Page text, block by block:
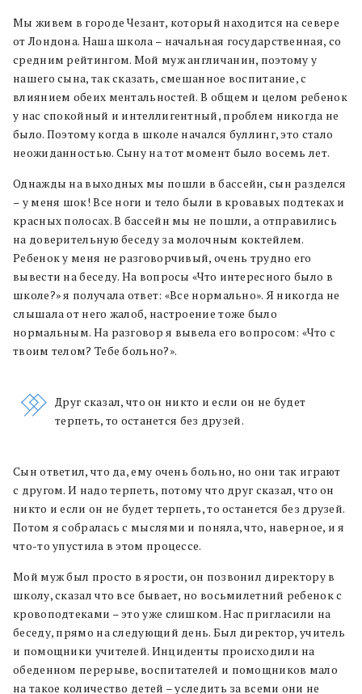
Мы живем в городе Чезант, который находится на севере
от Лондона. Наша школа – начальная государственная, со
средним рейтингом. Мой муж англичанин, поэтому у
нашего сына, так сказать, смешанное воспитание, с
влиянием обеих ментальностей. В общем и целом ребенок
у нас спокойный и интеллигентный, проблем никогда не
было. Поэтому когда в школе начался буллинг, это стало
неожиданностью. Сыну на тот момент было восемь лет.
Однажды на выходных мы пошли в бассейн, сын разделся
– у меня шок! Все ноги и тело были в кровавых подтеках и
красных полосах. В бассейн мы не пошли, а отправились
на доверительную беседу за молочным коктейлем.
Ребенок у меня не разговорчивый, очень трудно его
вывести на беседу. На вопросы «Что интересного было в
школе?» я получала ответ: «Все нормально». Я никогда не
слышала от него жалоб, настроение тоже было
нормальным. На разговор я вывела его вопросом: «Что с
твоим телом? Тебе больно?».
Друг сказал, что он никто и если он не будет
терпеть, то останется без друзей.
Сын ответил, что да, ему очень больно, но они так играют
с другом. И надо терпеть, потому что друг сказал, что он
никто и если он не будет терпеть, то останется без друзей.
Потом я собралась с мыслями и поняла, что, наверное, и я
что-то упустила в этом процессе.
Мой муж был просто в ярости, он позвонил директору в
школу, сказал что все бывает, но восьмилетний ребенок с
кровоподтеками – это уже слишком. Нас пригласили на
беседу, прямо на следующий день. Был директор, учитель
и помощники учителей. Инциденты происходили на
обеденном перерыве, воспитателей и помощников мало
на такое количество детей – уследить за всеми они не